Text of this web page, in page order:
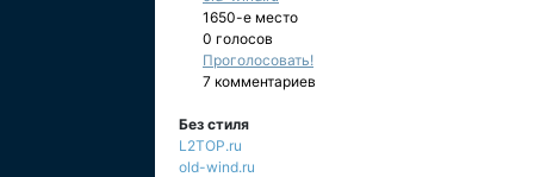
1650-е место
0 голосов
Проголосовать!
7 комментариев
Без стиля
L2TOP.ru
old-wind.ru